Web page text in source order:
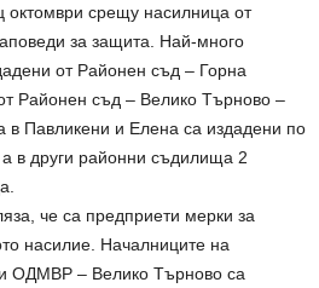
октомври срещу насилница от
за защита. Най-много
от Районен съд – Горна
Районен съд – Велико Търново –
Павликени и Елена са издадени по
в други районни съдилища 2
че са предприети мерки за
насилие. Началниците на
ОДМВР – Велико Търново са